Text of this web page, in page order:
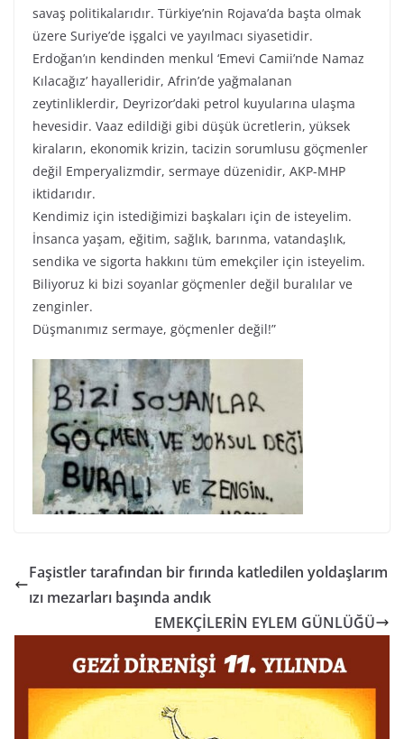
savaş politikalarıdır. Türkiye’nin Rojava’da başta olmak
üzere Suriye’de işgalci ve yayılmacı siyasetidir.
Erdoğan’ın kendinden menkul ‘Emevi Camii’nde Namaz
Kılacağız’ hayalleridir, Afrin’de yağmalanan
zeytinliklerdir, Deyrizor’daki petrol kuyularına ulaşma
hevesidir. Vaaz edildiği gibi düşük ücretlerin, yüksek
kiraların, ekonomik krizin, tacizin sorumlusu göçmenler
değil Emperyalizmdir, sermaye düzenidir, AKP-MHP
iktidarıdır.
Kendimiz için istediğimizi başkaları için de isteyelim.
İnsanca yaşam, eğitim, sağlık, barınma, vatandaşlık,
sendika ve sigorta hakkını tüm emekçiler için isteyelim.
Biliyoruz ki bizi soyanlar göçmenler değil buralılar ve
zenginler.
Düşmanımız sermaye, göçmenler değil!”
Faşistler tarafından bir fırında katledilen yoldaşlarım
ızı mezarları başında andık
EMEKÇİLERİN EYLEM GÜNLÜĞÜ